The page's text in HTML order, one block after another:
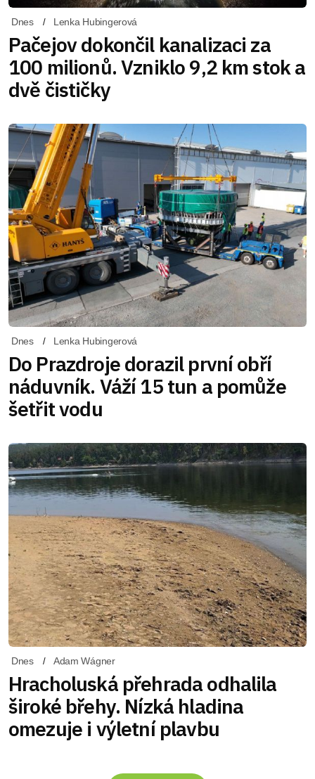
Dnes Lenka Hubingerová
Pačejov dokončil kanalizaci za
100 milionů. Vzniklo 9,2 km stok a
dvě čističky
Dnes Lenka Hubingerová
Do Prazdroje dorazil první obří
náduvník. Váží 15 tun a pomůže
šetřit vodu
Dnes Adam Wágner
Hracholuská přehrada odhalila
široké břehy. Nízká hladina
omezuje i výletní plavbu